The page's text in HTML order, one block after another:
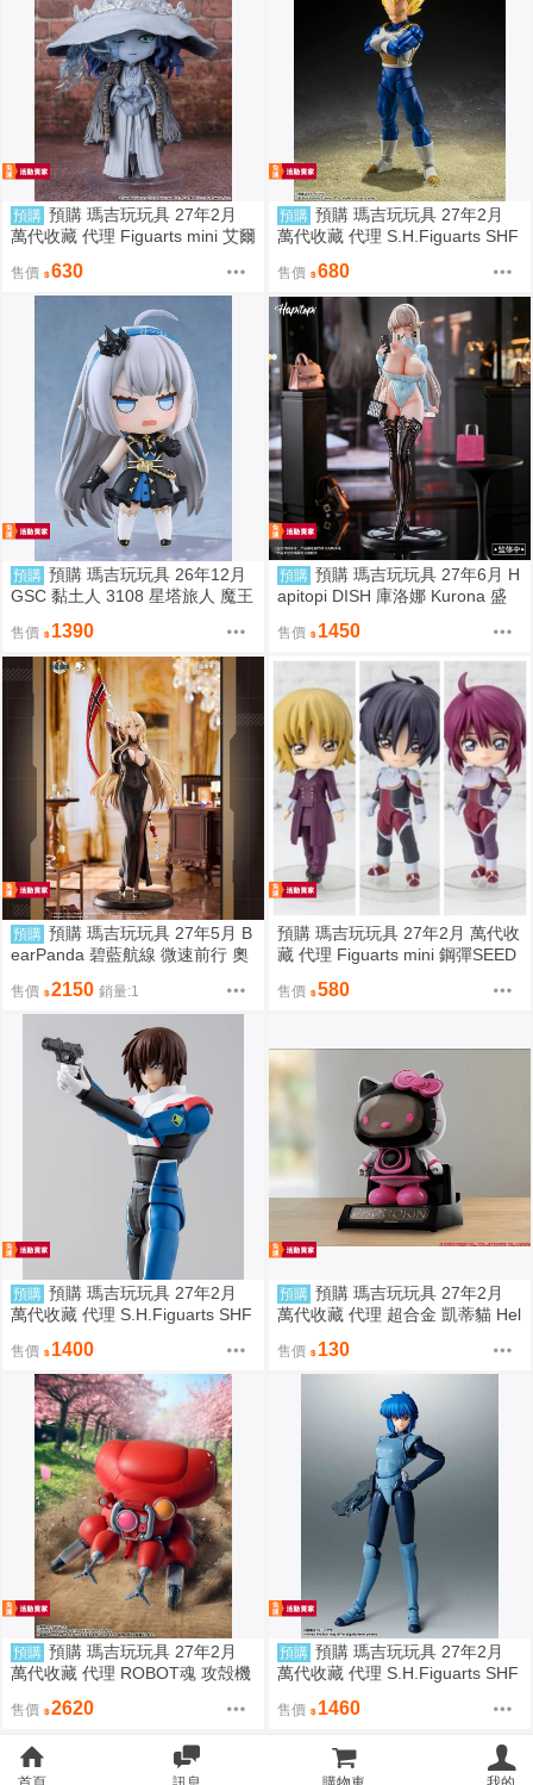
預購 預購 瑪吉玩玩具 27年2月
萬代收藏 代理 Figuarts mini 艾爾
售價 630
預購 預購 瑪吉玩玩具 27年2月
萬代收藏 代理 S.H.Figuarts SHF
販
售價 680
預購 預購 瑪吉玩玩具 26年12月
GSC 黏土人 3108 星塔旅人 魔王
售價 1390
預購 預購 瑪吉玩玩具 27年6月 H
apitopi DISH 庫洛娜 Kurona 盛
售價 1450
預購 預購 瑪吉玩玩具 27年5月 B
earPanda 碧藍航線 微速前行 奧
售價 2150 銷量:1
預購 瑪吉玩玩具 27年2月 萬代收
藏 代理 Figuarts mini 鋼彈SEED
鳥 卡佳里 由 0811
售價 580
預購 預購 瑪吉玩玩具 27年2月
萬代收藏 代理 S.H.Figuarts SHF
普駕駛服Ver 0811
售價 1400
預購 預購 瑪吉玩玩具 27年2月
萬代收藏 代理 超合金 凱蒂貓 Hel
售價 130
預購 預購 瑪吉玩玩具 27年2月
萬代收藏 代理 ROBOT魂 攻殻機
11
售價 2620
預購 預購 瑪吉玩玩具 27年2月
萬代收藏 代理 S.H.Figuarts SHF
售價 1460